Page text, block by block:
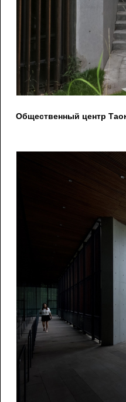
Общественный центр